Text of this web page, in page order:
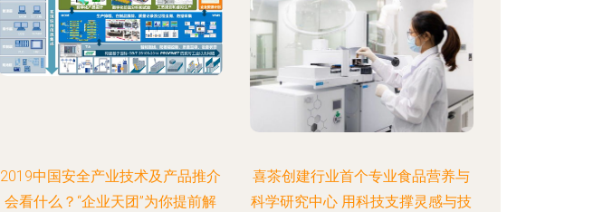
2019中国安全产业技术及产品推介
会看什么？“企业天团”为你提前解
喜茶创建行业首个专业食品营养与
科学研究中心 用科技支撑灵感与技